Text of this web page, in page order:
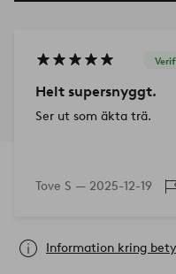
Helt supersnyggt.
Ser ut som äkta trä.
Tove S — 2025-12-19
Information kring